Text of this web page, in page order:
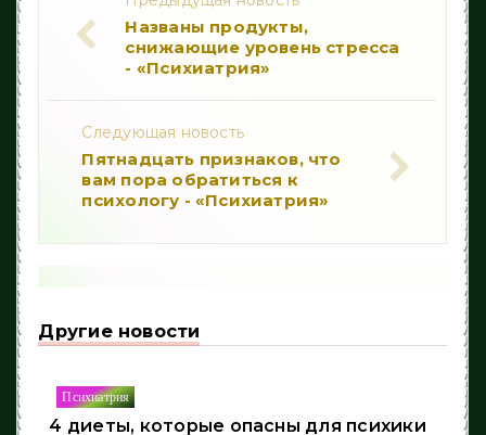
Названы продукты,
снижающие уровень стресса
- «Психиатрия»
Следующая новость
Пятнадцать признаков, что
вам пора обратиться к
психологу - «Психиатрия»
Другие новости
Психиатрия
4 диеты, которые опасны для психики